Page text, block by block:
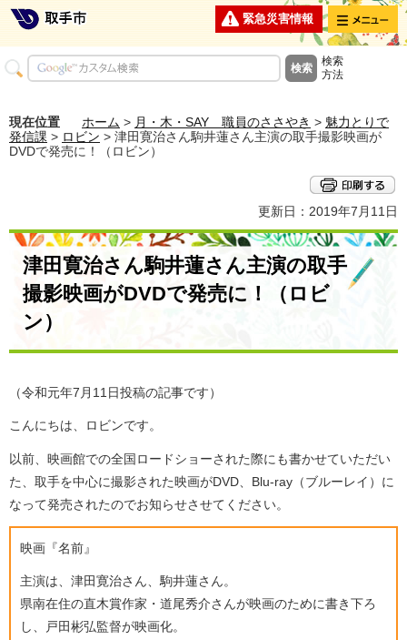
緊急災害情報 メニュー
検索
方法
現在位置 ホーム > 月・木・SAY 職員のささやき > 魅力とりで
発信課 > ロビン > 津田寛治さん駒井蓮さん主演の取手撮影映画が
DVDで発売に！（ロビン）
更新日：2019年7月11日
津田寛治さん駒井蓮さん主演の取手
撮影映画がDVDで発売に！（ロビ
ン）
（令和元年7月11日投稿の記事です）
こんにちは、ロビンです。
以前、映画館での全国ロードショーされた際にも書かせていただい
た、取手を中心に撮影された映画がDVD、Blu-ray（ブルーレイ）に
なって発売されたのでお知らせさせてください。
映画『名前』
主演は、津田寛治さん、駒井蓮さん。
県南在住の直木賞作家・道尾秀介さんが映画のために書き下ろ
し、戸田彬弘監督が映画化。